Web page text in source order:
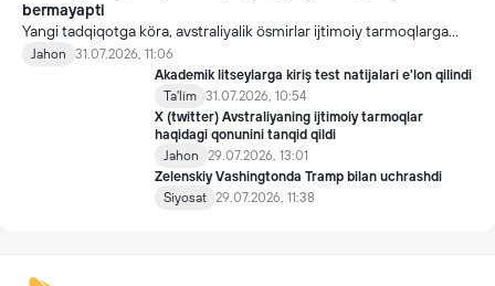
bermayapti
Yangi tadqiqotga köra, avstraliyalik ösmirlar ijtimoiy tarmoqlarga
qöyilgan taqiqdan söng ham ulardan foydalanmoqda.
Jahon
31.07.2026, 11:06
Akademik litseylarga kiriş test natijalari e'lon qilindi
Ta'lim 31.07.2026, 10:54
X (twitter) Avstraliyaning ijtimoiy tarmoqlar
haqidagi qonunini tanqid qildi
Jahon
29.07.2026, 13:01
Zelenskiy Vashingtonda Tramp bilan uchrashdi
Siyosat 29.07.2026, 11:38